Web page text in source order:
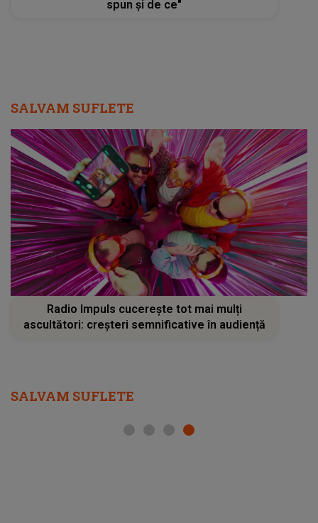
spun și de ce"
SALVAM SUFLETE
Radio Impuls cucerește tot mai mulți
ascultători: creșteri semnificative în audiență
SALVAM SUFLETE